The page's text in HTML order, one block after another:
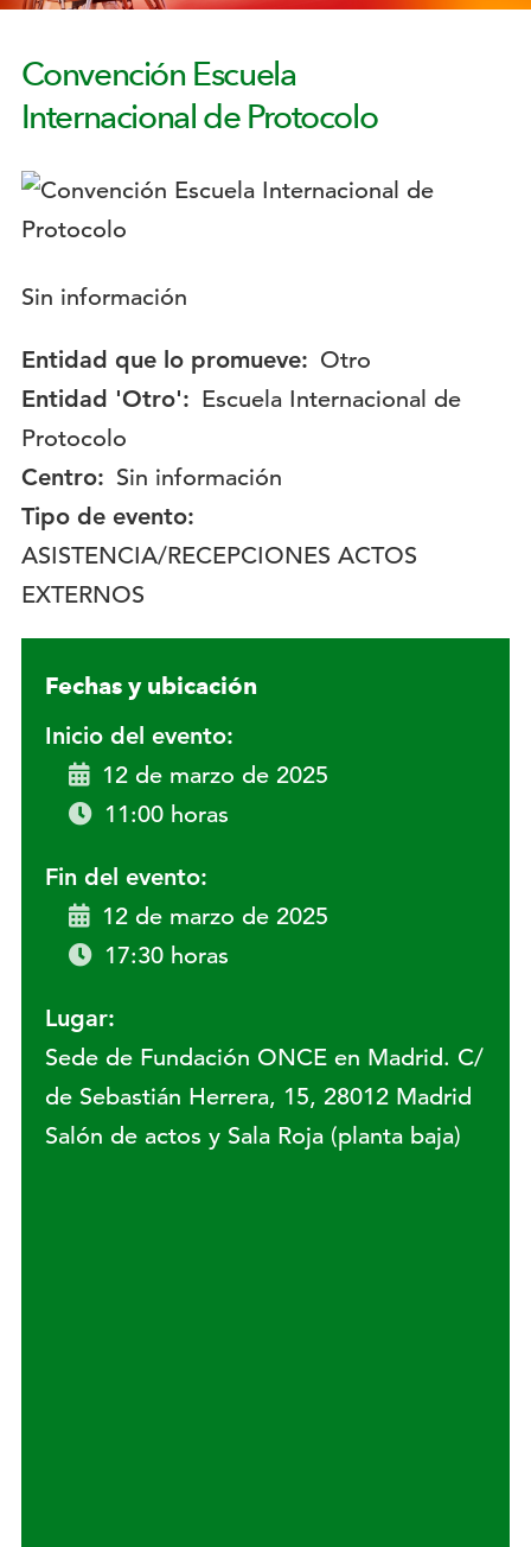
Convención Escuela
Internacional de Protocolo
Logotipo:
Descripción:
Sin información
Entidad que lo promueve: Otro
Entidad 'Otro': Escuela Internacional de
Protocolo
Centro: Sin información
Tipo de evento:
ASISTENCIA/RECEPCIONES ACTOS
EXTERNOS
Fechas y ubicación
Inicio del evento:
12 de marzo de 2025
11:00 horas
Fin del evento:
12 de marzo de 2025
17:30 horas
Lugar:
Sede de Fundación ONCE en Madrid. C/
de Sebastián Herrera, 15, 28012 Madrid
Salón de actos y Sala Roja (planta baja)